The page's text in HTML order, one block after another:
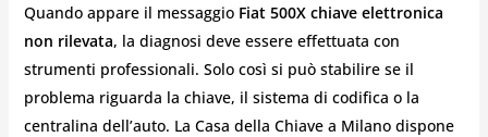
Quando appare il messaggio Fiat 500X chiave elettronica
non rilevata, la diagnosi deve essere effettuata con
strumenti professionali. Solo così si può stabilire se il
problema riguarda la chiave, il sistema di codifica o la
centralina dell’auto. La Casa della Chiave a Milano dispone